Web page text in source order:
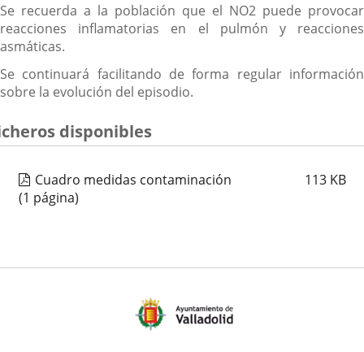
Se recuerda a la población que el NO2 puede provocar
reacciones inflamatorias en el pulmón y reacciones
asmáticas.
Se continuará facilitando de forma regular información
sobre la evolución del episodio.
disponibles
Cuadro medidas contaminación 113 KB
(1 página)